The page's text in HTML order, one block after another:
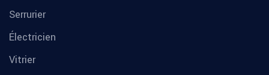
Serrurier
Électricien
Vitrier